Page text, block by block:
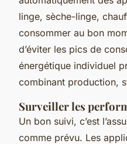
linge, sèche-linge,
consommer au bon
d’éviter les pics de
énergétique individuel
combinant production,
Surveiller les
Un bon suivi, c’est
comme prévu. Les